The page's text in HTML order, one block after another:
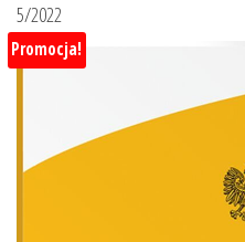
5/2022
Promocja!